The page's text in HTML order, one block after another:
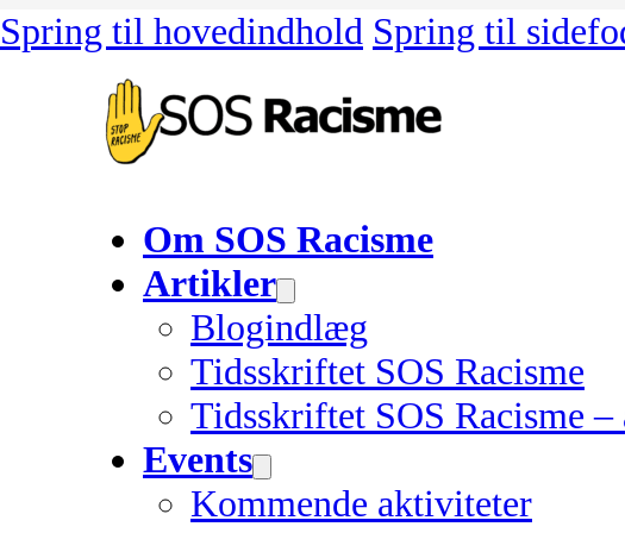
Spring til hovedindhold Spring til
Om SOS Racisme
Artikler
Blogindlæg
Tidsskriftet SOS Racisme
Tidsskriftet SOS Racisme
Events
Kommende aktiviteter